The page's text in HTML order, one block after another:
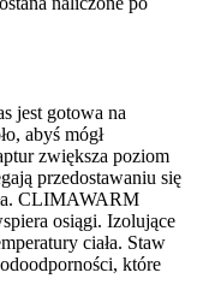
jest gotowa na
abyś mógł
zwiększa poziom
przedostawaniu się
CLIMAWARM
osiągi. Izolujące
ciała. Staw
które